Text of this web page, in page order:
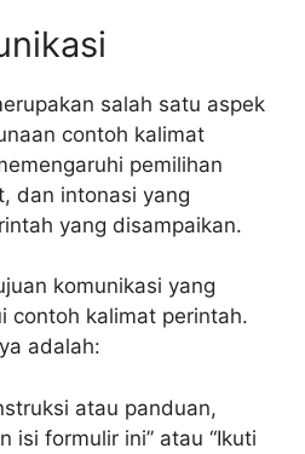
salah satu aspek
contoh kalimat
pemilihan
dan intonasi yang
yang disampaikan.
komunikasi yang
contoh kalimat perintah.
adalah:
atau panduan,
isi formulir ini” atau “Ikuti